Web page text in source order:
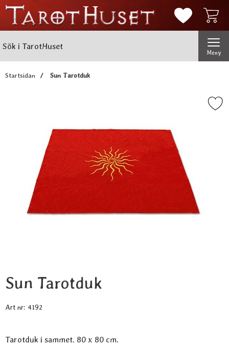
Mina
Meny
Startsidan Sun Tarotduk
Markera sun
Sun Tarotduk
Art nr: 4192
Tarotduk i sammet. 80 x 80 cm.